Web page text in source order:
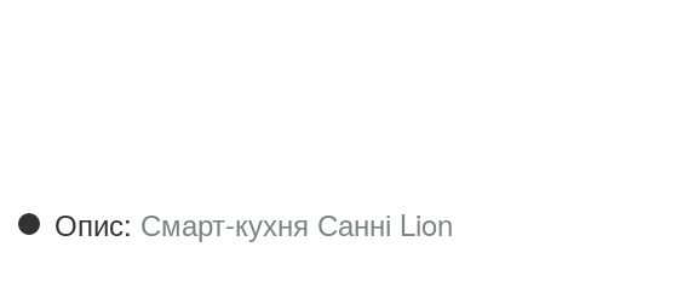
Опис: Смарт-кухня Санні Lion